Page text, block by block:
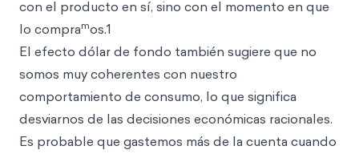
con el producto en sí, sino con el momento en que
lo compramos.1
El efecto dólar de fondo también sugiere que no
somos muy coherentes con nuestro
comportamiento de consumo, lo que significa
desviarnos de las decisiones económicas racionales.
Es probable que gastemos más de la cuenta cuando